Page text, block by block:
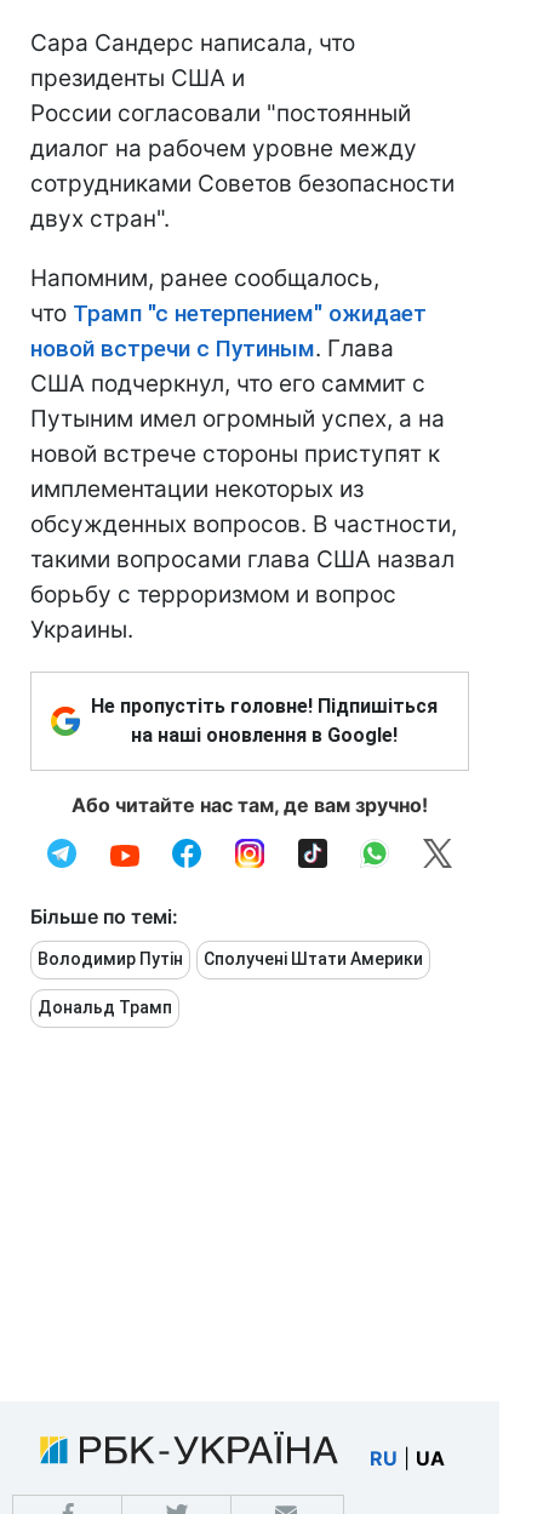
Сара Сандерс написала, что
президенты США и
России согласовали "постоянный
диалог на рабочем уровне между
сотрудниками Советов безопасности
двух стран".
Напомним, ранее сообщалось,
что Трамп "с нетерпением" ожидает
новой встречи с Путиным. Глава
США подчеркнул, что его саммит с
Путыним имел огромный успех, а на
новой встрече стороны приступят к
имплементации некоторых из
обсужденных вопросов. В частности,
такими вопросами глава США назвал
борьбу с терроризмом и вопрос
Украины.
Не пропустіть головне! Підпишіться
на наші оновлення в Google!
Або читайте нас там, де вам зручно!
Більше по темі:
Володимир Путін Сполучені Штати Америки
Дональд Трамп
RU UA